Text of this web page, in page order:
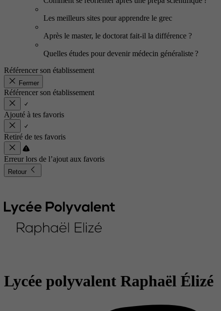
Les meilleurs sites pour apprendre le grec
Après le master, le doctorat fait-il la différence ?
Quelles études pour devenir médecin généraliste ?
Référencer son établissement
Fermer
Référencer son établissement
Ajouté à tes favoris
Retiré de tes favoris
Erreur lors de l’ajout aux favoris
Retour
Lycée polyvalent Raphaël Élizé